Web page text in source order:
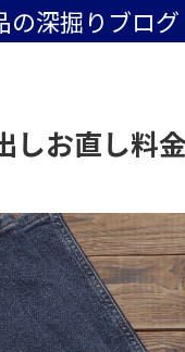
の深掘りブログ
しお直し料